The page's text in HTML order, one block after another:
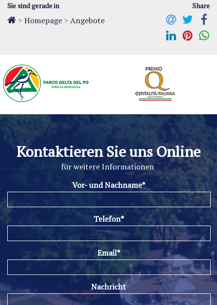
Sie sind gerade in
> Homepage > Angebote
Share
Kontaktieren Sie uns Online
für weitere Informationen
Vor- und Nachname*
Telefon*
Email*
Nachricht